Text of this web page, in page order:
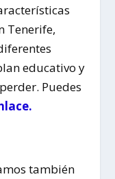
Tenerife,
educativo y
Puedes
también